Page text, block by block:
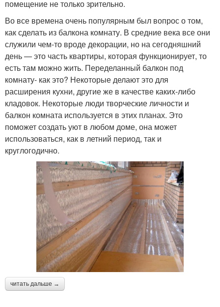
помещение не только зрительно.
Во все времена очень популярным был вопрос о том,
как сделать из балкона комнату. В средние века все они
служили чем-то вроде декорации, но на сегодняшний
день — это часть квартиры, которая функционирует, то
есть там можно жить. Переделанный балкон под
комнату- как это? Некоторые делают это для
расширения кухни, другие же в качестве каких-либо
кладовок. Некоторые люди творческие личности и
балкон комната используется в этих планах. Это
поможет создать уют в любом доме, она может
использоваться, как в летний период, так и
круглогодично.
читать дальше →